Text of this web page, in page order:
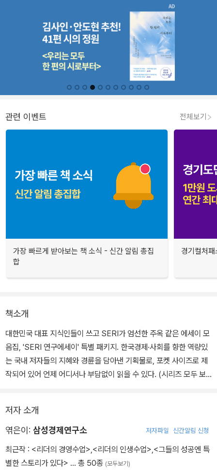
관련 이벤트 전체보기
가장 빠르게 받아보는 책 소식 - 신간 알림 총집
합
경기컬처
책소개
대한민국 대표 지식인들이 쓰고 SERI가 엄선한 주옥 같은 에세이 모
음집, 'SERI 연구에세이' 특별 패키지. 한국경제·사회를 향한 역량있
는 국내 저자들의 지혜와 경륜을 담아낸 기획물로, 포켓 사이즈로 제
작되어 있어 언제 어디서나 부담없이 읽을 수 있다. (시리즈 모두 보
021 핵폐기장 뒤집어보기
022 기업범죄, 어떻게 예방할 것인가
024 한국의 반미, 대안은 있는가
025 카론의 동전 한 닢
저자 소개
엮은이: 삼성경제연구소 저자파일 신간알림 신청
최근작 : <리더의 경영수업>,<리더의 인생수업>,<그들의 성공엔 특
별한 스토리가 있다> … 총 50종 (모두보기)